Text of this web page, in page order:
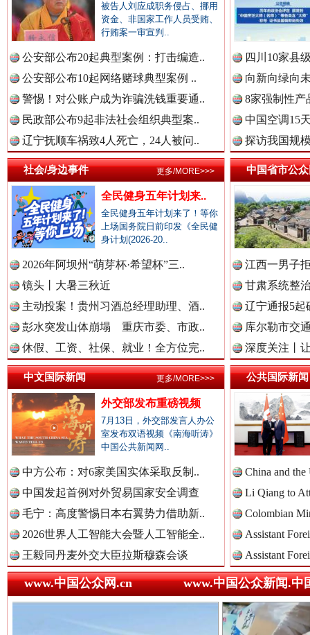
中国公众新闻网.
中国公民新闻网.
中国公共新闻网.
中国法制新闻网.
中国法治新闻网.
中国法院新闻网.
中国检察新闻网.
中国医药新闻网.
中国企业新闻网.
中国农业新闻网.
春天里的科技盛宴
巳巳如意，开工大吉！ 三轮上
“后车司机肯定在骂我” 全民健
永
被告人刘应成职务侵占、挪用
资金、非国家工作人员受贿、
行贿案一审宣判..
公安部公布20起典型案例：打击编造..
公安部公布10起网络赌球典型案例 ..
警惕！对公账户成为诈骗洗钱重要通..
民政部公布9起非法社会组织典型案..
辽宁抚顺车祸致4人死亡，24人被问..
四川10家县
向新向绿向
8家强制性产
中国空调15
探访我国规
社会/身边事件
全民健身五年计划来..
全民健身五年计划来了！等你
上场国务院日前印发《全民健
身计划(2026-20..
2026年阿坝州“萌芽杯·希望杯”三..
镜头丨大暑三秋近
主动投案！贵州习酒总经理助理、酒..
彭水突发山体崩塌 重庆市委、市政..
休假、工资、社保、就业！全方位完..
更多/MORE>>> 中国省市公
江西一男子
甘肃系统整
辽宁通报5起
库尔勒市交
深度关注丨
中文国际新闻
外交部发布重磅视频
7月13日，外交部发言人办公
室发布双语视频《南海听涛》
中国公共新闻网..
中方公布：对6家美国实体采取反制..
中国发起首例对外贸易国家安全调查
毛宁：高度警惕日本右翼势力借助新..
2026世界人工智能大会暨人工智能全..
王毅同丹麦外交大臣拉斯穆森会谈
更多/MORE>>> 公共国际新闻
China and
Li Qiang to
Colombian
Assistant
Assistant
www.中国公众网.cn www.中国公众新闻.中